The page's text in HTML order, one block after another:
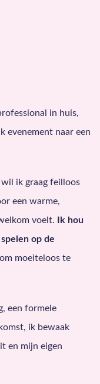
in huis,
evenement naar een
ik graag feilloos
een warme,
voelt.
Ik hou
op de
moeiteloos te
een formele
ik bewaak
en mijn eigen